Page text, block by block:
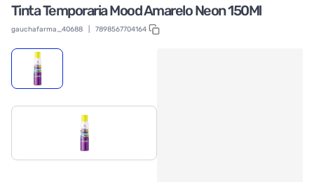
Tinta Temporaria Mood Amarelo Neon 150Ml
gauchafarma_40688 7898567704164